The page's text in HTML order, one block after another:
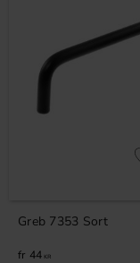
Greb 7353 Sort
44 KR